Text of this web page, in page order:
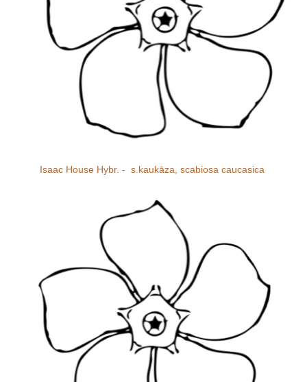
Isaac House Hybr. - s.kaukāza, scabiosa caucasica